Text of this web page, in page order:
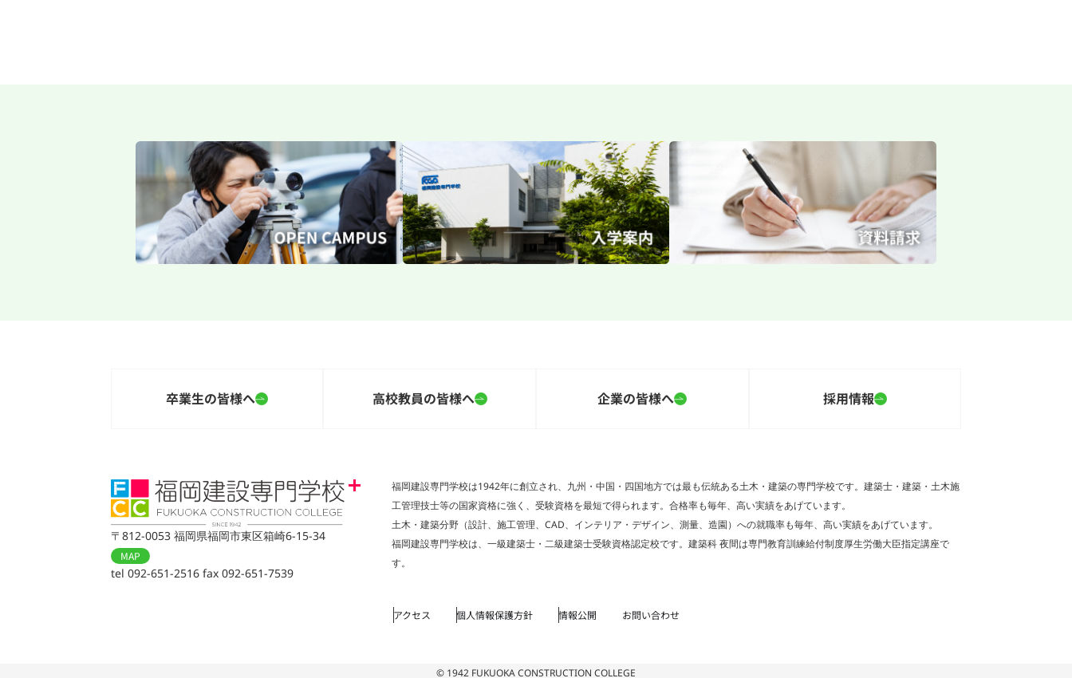
卒業生の皆様へ 高校教員の皆様へ 企業の皆様へ 採用情報
〒812-0053 福岡県福岡市東区箱崎6-15-34
MAP
tel 092-651-2516 fax 092-651-7539
福岡建設専門学校は1942年に創立され、九州・中国・四国地方では最も伝統ある土木・建築の専門学校です。建築士・建築・土木施
工管理技士等の国家資格に強く、受験資格を最短で得られます。合格率も毎年、高い実績をあげています。
土木・建築分野（設計、施工管理、CAD、インテリア・デザイン、測量、造園）への就職率も毎年、高い実績をあげています。
福岡建設専門学校は、一級建築士・二級建築士受験資格認定校です。建築科 夜間は専門教育訓練給付制度厚生労働大臣指定講座で
す。
アクセス 個人情報保護方針 情報公開 お問い合わせ
© 1942 FUKUOKA CONSTRUCTION COLLEGE